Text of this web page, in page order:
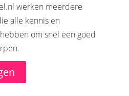
werken meerdere
alle kennis en
om snel een goed